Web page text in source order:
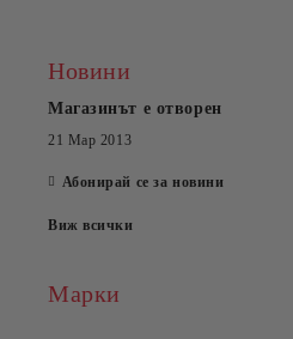
Новини
Магазинът е отворен
21 Мар 2013
Абонирай се за новини
Виж всички
Марки